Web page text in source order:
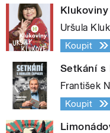
Uršula
Koupit
Setkání s
František
Koupit